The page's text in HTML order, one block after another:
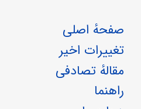
صفحهٔ اصلی
تغییرات اخیر
مقالهٔ تصادفی
راهنما